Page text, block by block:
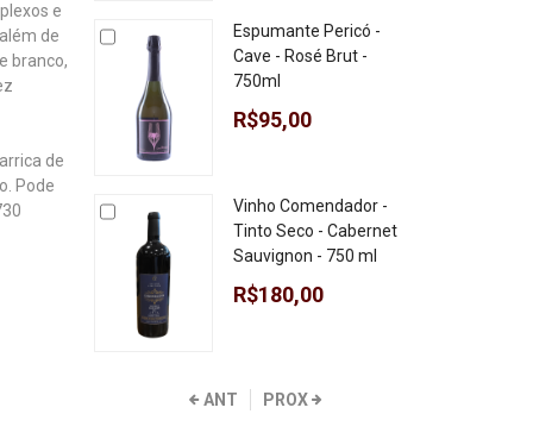
e
de
branco,
de
Pode
Espumante Pericó -
Cave - Rosé Brut -
750ml
R$95,00
Vinho Comendador -
Tinto Seco - Cabernet
Sauvignon - 750 ml
R$180,00
ANT PROX